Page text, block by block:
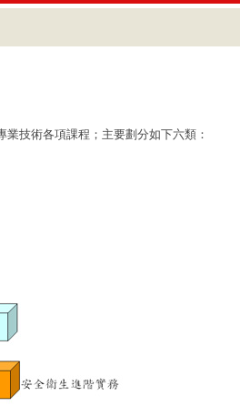
技術各項課程；主要劃分如下六類：